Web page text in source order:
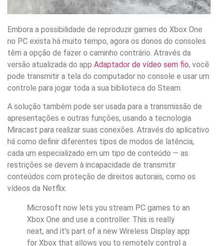
Embora a possibilidade de reproduzir games do Xbox One
no PC exista há muito tempo, agora os donos do consoles
têm a opção de fazer o caminho contrário. Através da
versão atualizada do app Adaptador de vídeo sem fio, você
pode transmitir a tela do computador no console e usar um
controle para jogar toda a sua biblioteca do Steam.
A solução também pode ser usada para a transmissão de
apresentações e outras funções, usando a tecnologia
Miracast para realizar suas conexões. Através do aplicativo
há como definir diferentes tipos de modos de latência,
cada um especializado em um tipo de conteúdo — as
restrições se devem à incapacidade de transmitir
conteúdos com proteção de direitos autorais, como os
vídeos da Netflix.
Microsoft now lets you stream PC games to an
Xbox One and use a controller. This is really
neat, and it’s part of a new Wireless Display app
for Xbox that allows you to remotely control a